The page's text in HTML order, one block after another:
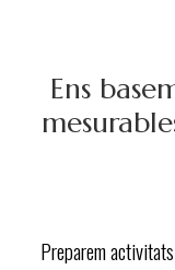
Ens
Preparem